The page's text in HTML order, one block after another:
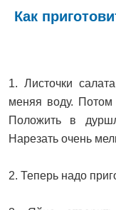
Как
1. Листочки
меняя воду. Потом
Положить в
Нарезать очень
2. Теперь надо